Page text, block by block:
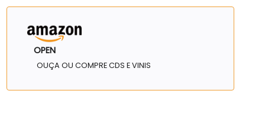
OPEN
OUÇA OU COMPRE CDS E VINIS